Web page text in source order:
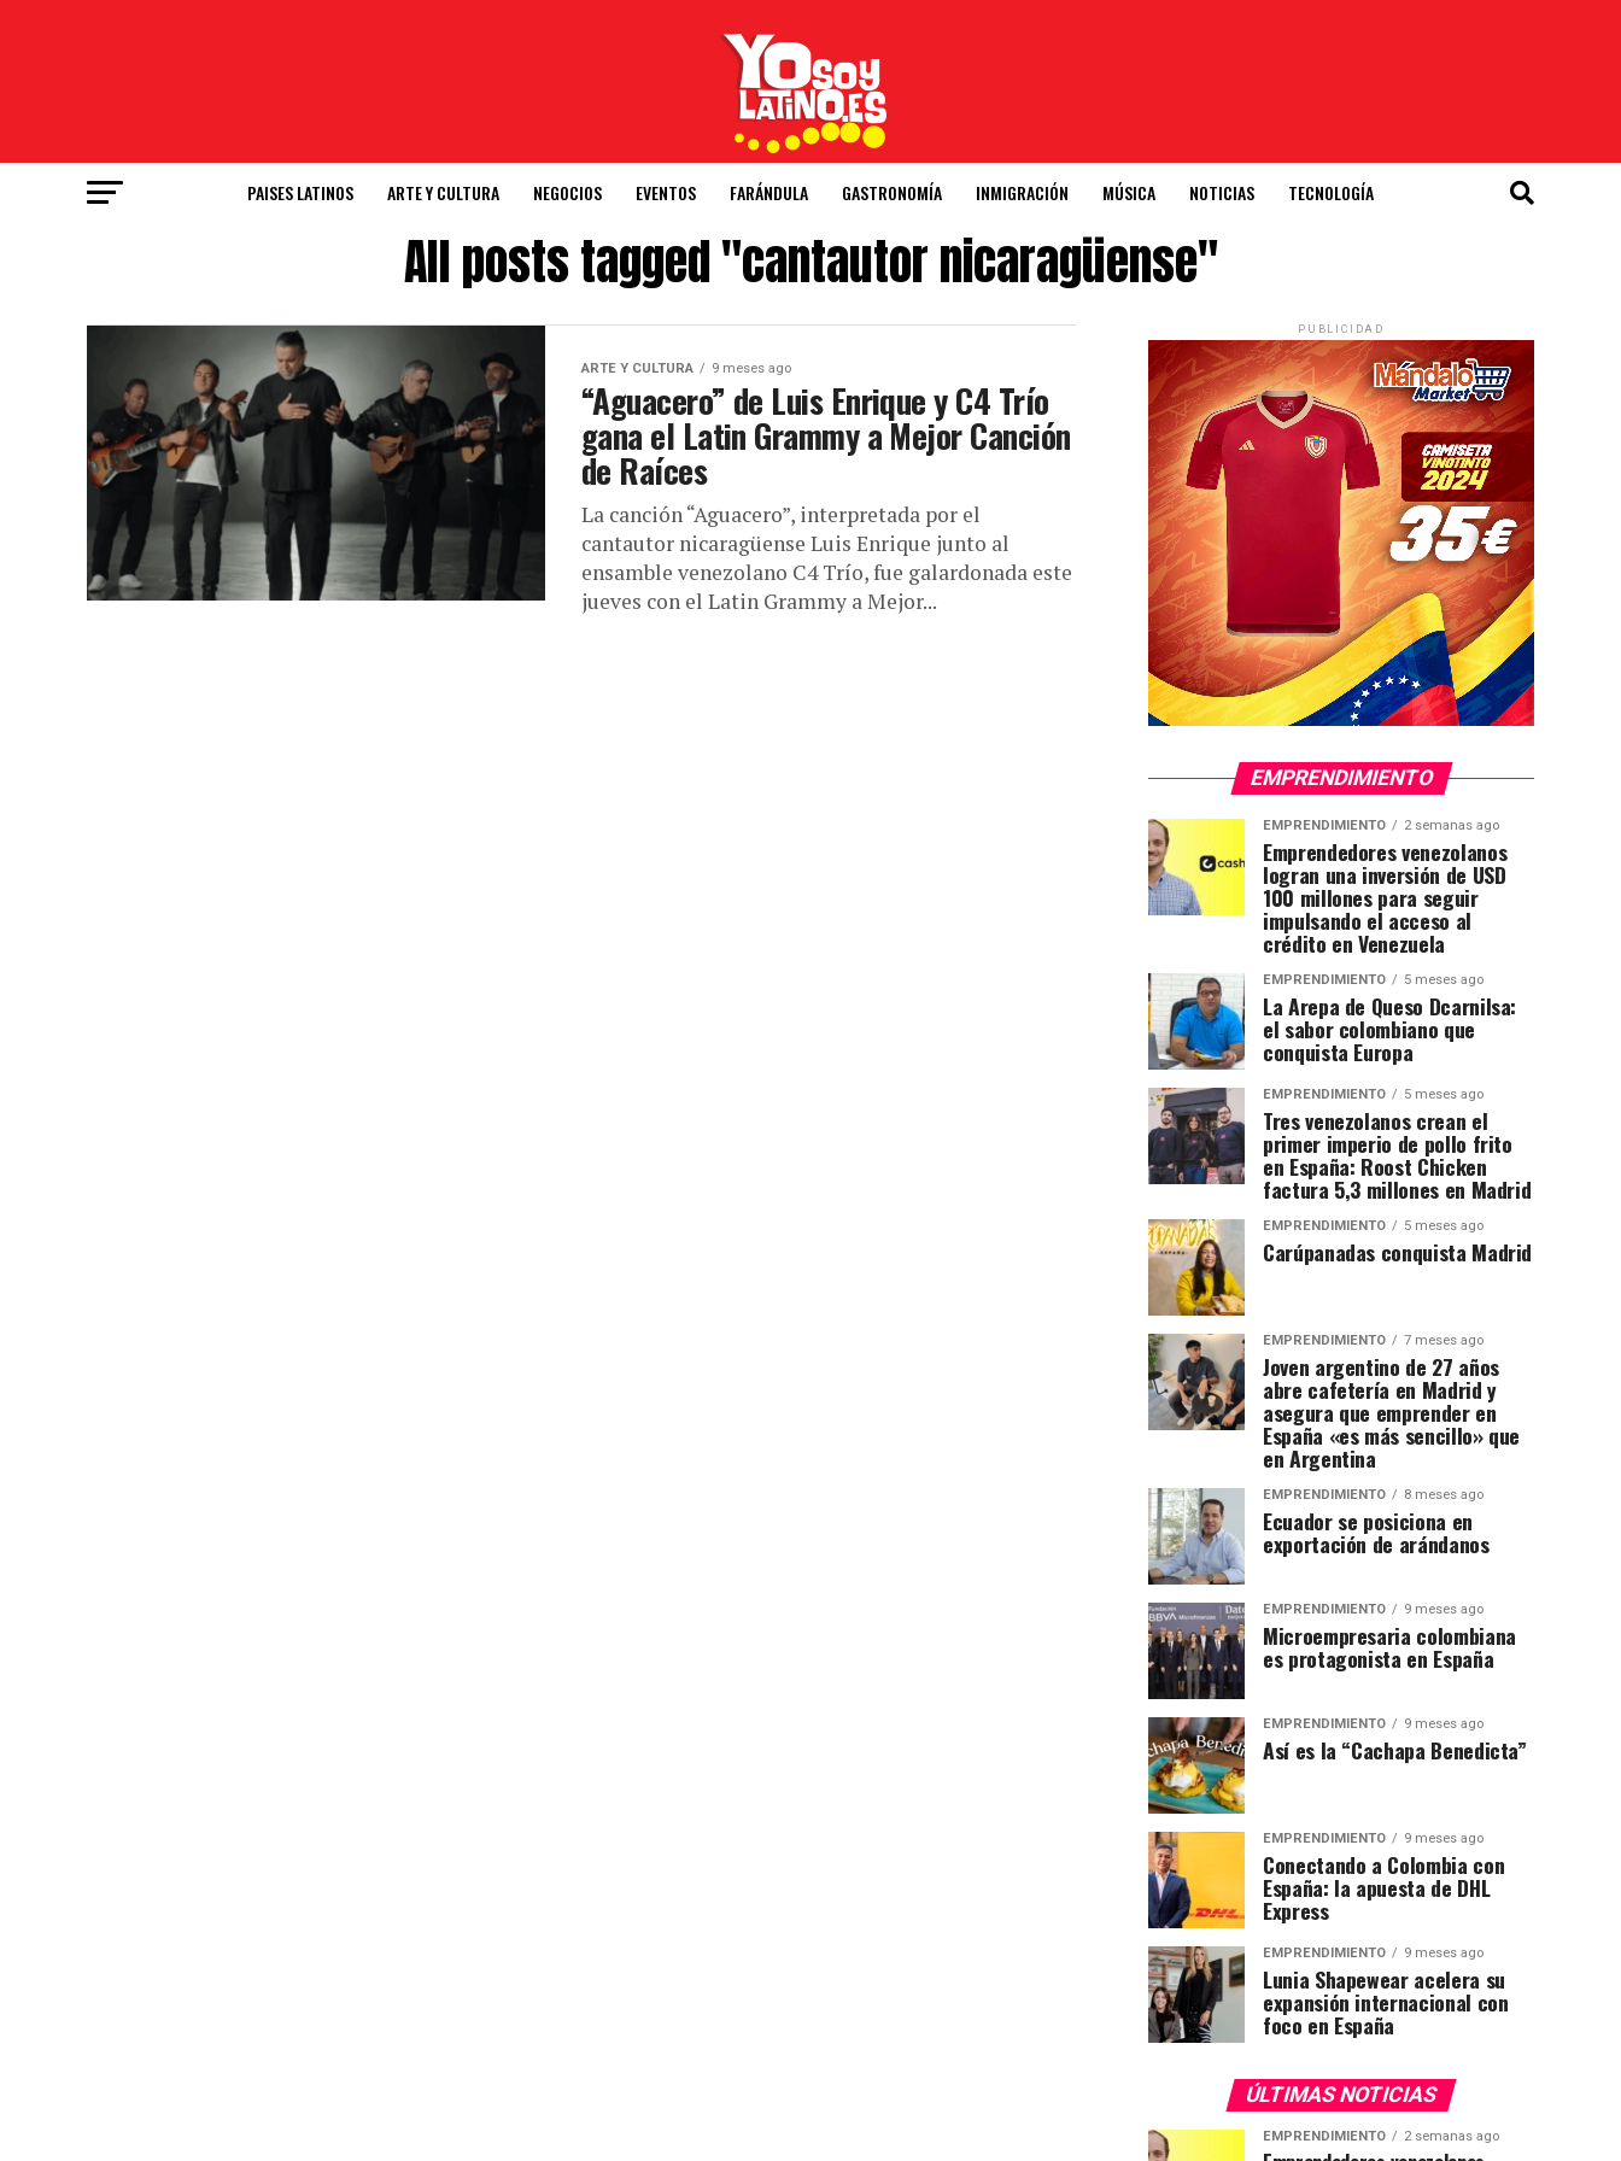
PAISES LATINOS ARTE Y CULTURA NEGOCIOS EVENTOS FARÁNDULA GASTRONOMÍA INMIGRACIÓN MÚSICA NOTICIAS TECNOLOGÍA
All posts tagged "cantautor nicaragüense"
ARTE Y CULTURA 9 meses ago
“Aguacero” de Luis Enrique y C4 Trío
gana el Latin Grammy a Mejor Canción
de Raíces
La canción “Aguacero”, interpretada por el
cantautor nicaragüense Luis Enrique junto al
ensamble venezolano C4 Trío, fue galardonada este
jueves con el Latin Grammy a Mejor...
PUBLICIDAD
EMPRENDIMIENTO
EMPRENDIMIENTO 2 semanas ago
Emprendedores venezolanos
logran una inversión de USD
100 millones para seguir
impulsando el acceso al
crédito en Venezuela
EMPRENDIMIENTO 5 meses ago
La Arepa de Queso Dcarnilsa:
el sabor colombiano que
conquista Europa
EMPRENDIMIENTO 5 meses ago
Tres venezolanos crean el
primer imperio de pollo frito
en España: Roost Chicken
factura 5,3 millones en Madrid
EMPRENDIMIENTO 5 meses ago
Carúpanadas conquista Madrid
EMPRENDIMIENTO 7 meses ago
Joven argentino de 27 años
abre cafetería en Madrid y
asegura que emprender en
España «es más sencillo» que
en Argentina
EMPRENDIMIENTO 8 meses ago
Ecuador se posiciona en
exportación de arándanos
EMPRENDIMIENTO 9 meses ago
Microempresaria colombiana
es protagonista en España
EMPRENDIMIENTO 9 meses ago
Así es la “Cachapa Benedicta”
EMPRENDIMIENTO 9 meses ago
Conectando a Colombia con
España: la apuesta de DHL
Express
EMPRENDIMIENTO 9 meses ago
Lunia Shapewear acelera su
expansión internacional con
foco en España
ÚLTIMAS NOTICIAS
EMPRENDIMIENTO 2 semanas ago